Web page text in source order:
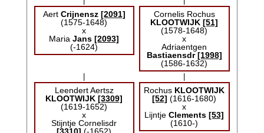
Aert Crijnensz [2091]
(1575-1648)
x
MariaJans [2093]
(-1624)
Cornelis Rochus
KLOOTWIJK [51]
(1578-1648)
x
Adriaentgen
Bastiaensdr [1998]
(1586-1632)
Leendert Aertsz
KLOOTWIJK [3309]
(1619-1652)
x
Stijntje Cornelisdr
Rochus KLOOTWIJK
[52] (1616-1680)
x
LijntjeClements [53]
(1610-)